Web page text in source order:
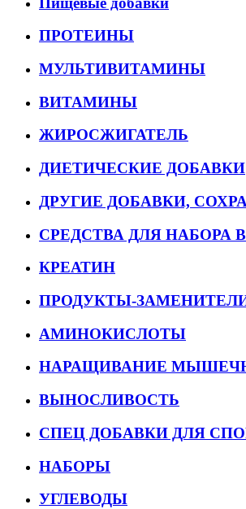
ПРОТЕИНЫ
МУЛЬТИВИТАМИНЫ
ВИТАМИНЫ
ЖИРОСЖИГАТЕЛЬ
ДИЕТИЧЕСКИЕ ДОБАВКИ
ДРУГИЕ ДОБАВКИ,
СРЕДСТВА ДЛЯ НАБОРА
КРЕАТИН
ПРОДУКТЫ-
АМИНОКИСЛОТЫ
НАРАЩИВАНИЕ
ВЫНОСЛИВОСТЬ
СПЕЦ ДОБАВКИ ДЛЯ
НАБОРЫ
УГЛЕВОДЫ